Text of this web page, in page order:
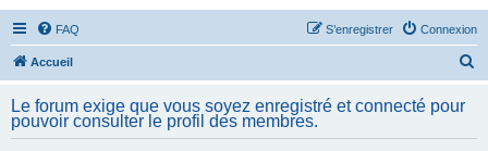
FAQ Connexion
S’enregistrer
Accueil
h
Le forum exige que vous soyez enregistré et connecté pour
pouvoir consulter le profil des membres.